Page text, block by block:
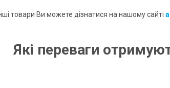
товари Ви можете дізнатися на нашому сайті
Які переваги